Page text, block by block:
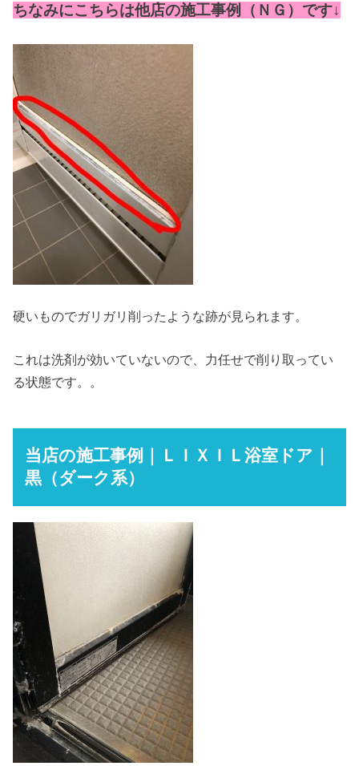
ちなみにこちらは他店の施工事例（ＮＧ）です↓
硬いものでガリガリ削ったような跡が見られます。
これは洗剤が効いていないので、力任せで削り取ってい
る状態です。。
当店の施工事例｜ＬＩＸＩＬ浴室ドア｜
黒（ダーク系）